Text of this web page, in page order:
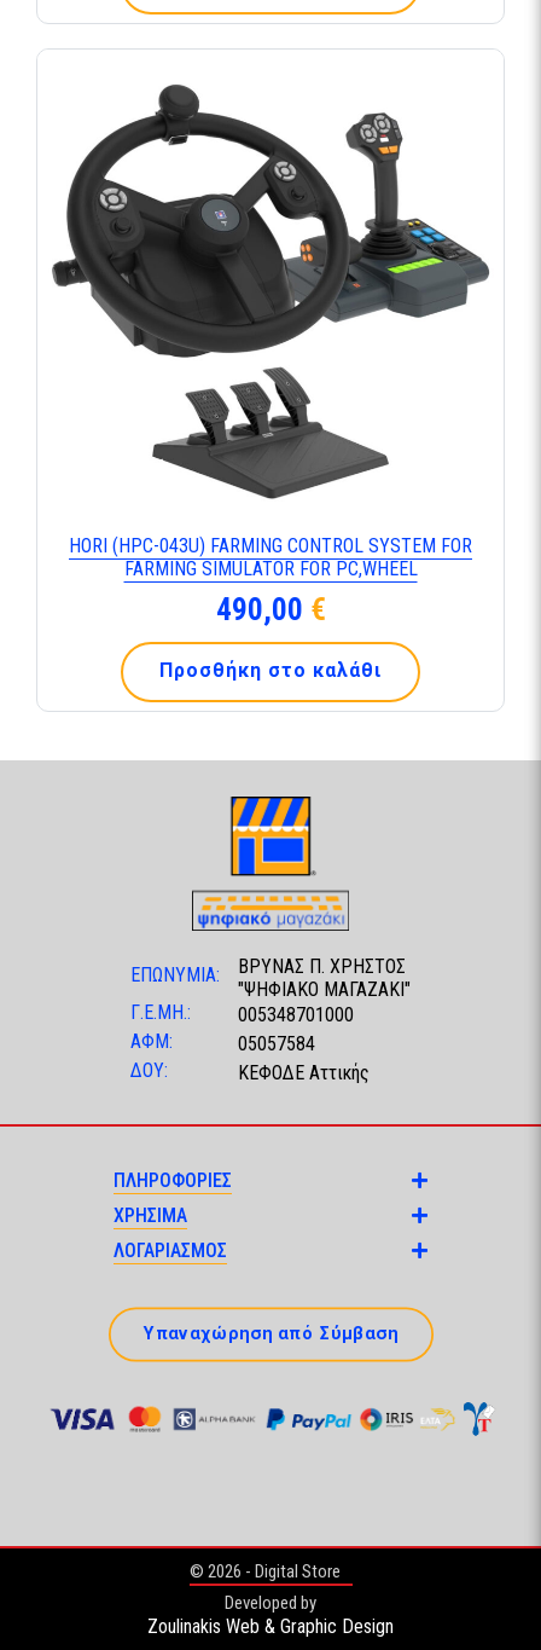
HORI (HPC-043U) FARMING CONTROL SYSTEM FOR
FARMING SIMULATOR FOR PC,WHEEL
490,00 €
Προσθήκη στο καλάθι
ΕΠΩΝΥΜΙΑ:
ΒΡΥΝΑΣ Π. ΧΡΗΣΤΟΣ
"ΨΗΦΙΑΚΟ ΜΑΓΑΖΑΚΙ"
Γ.Ε.ΜΗ.:
005348701000
ΑΦΜ:
05057584
ΔΟΥ:
ΚΕΦΟΔΕ Αττικής
ΠΛΗΡΟΦΟΡΙΕΣ
ΧΡΗΣΙΜΑ
ΛΟΓΑΡΙΑΣΜΟΣ
Υπαναχώρηση από Σύμβαση
© 2026 - Digital Store
Developed by
Zoulinakis Web & Graphic Design